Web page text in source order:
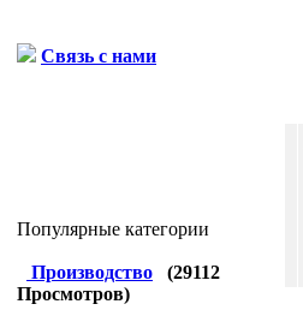
Связь с нами
Популярные категории
Производство (29112
Просмотров)